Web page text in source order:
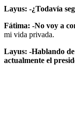
Layus: -¿Todavía
Fátima: -No voy a
mi vida privada.
Layus: -Hablando
actualmente el